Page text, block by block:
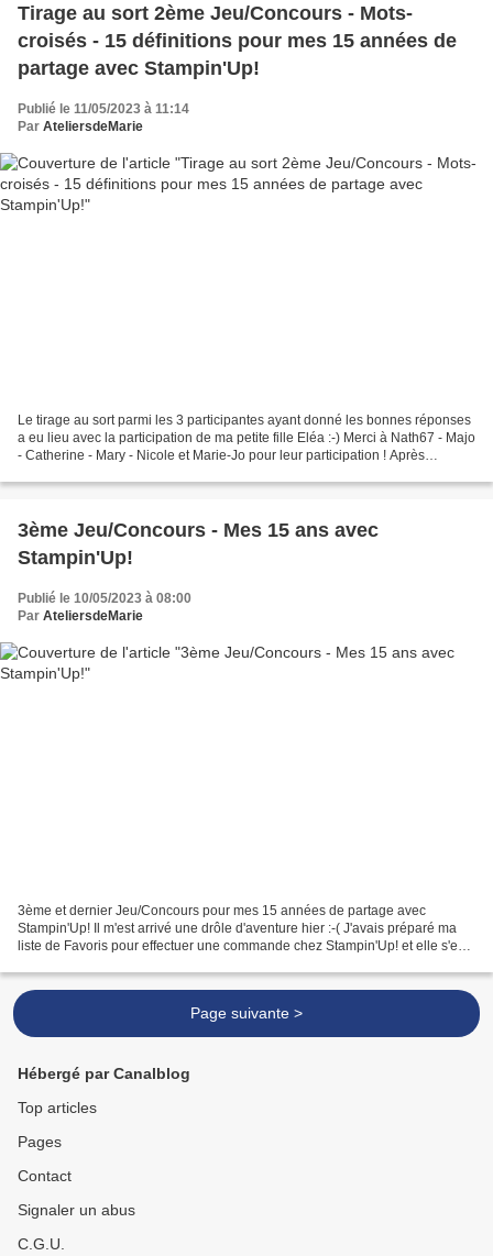
Tirage au sort 2ème Jeu/Concours - Mots-
croisés - 15 définitions pour mes 15 années de
partage avec Stampin'Up!
Publié le 11/05/2023 à 11:14
Par AteliersdeMarie
Le tirage au sort parmi les 3 participantes ayant donné les bonnes réponses
a eu lieu avec la participation de ma petite fille Eléa :-) Merci à Nath67 - Majo
- Catherine - Mary - Nicole et Marie-Jo pour leur participation ! Après
3ème Jeu/Concours - Mes 15 ans avec
Stampin'Up!
Publié le 10/05/2023 à 08:00
Par AteliersdeMarie
3ème et dernier Jeu/Concours pour mes 15 années de partage avec
Stampin'Up! Il m'est arrivé une drôle d'aventure hier :-( J'avais préparé ma
liste de Favoris pour effectuer une commande chez Stampin'Up! et elle s'est
Page suivante >
Hébergé par Canalblog
Top articles
Pages
Contact
Signaler un abus
C.G.U.